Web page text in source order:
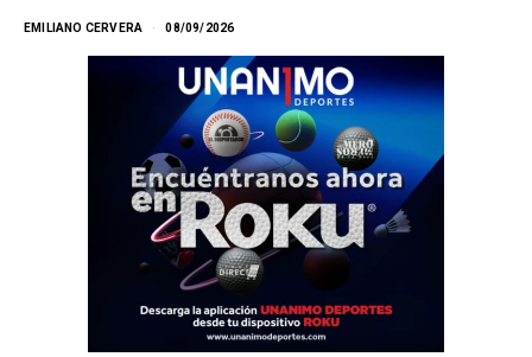
EMILIANO CERVERA 08/09/2026